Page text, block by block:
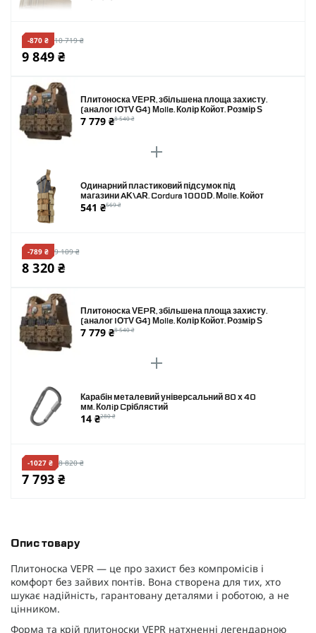
Опис товару
Плитоноска VEPR — це про захист без компромісів і
комфорт без зайвих понтів. Вона створена для тих, хто
шукає надійність, гарантовану деталями і роботою, а не
цінником.
Форма та крій плитоноски VEPR натхненні легендарною
-870 ₴ 10 719 ₴
9 849 ₴
Плитоноска VEPR, збільшена площа захисту.
(аналог IOTV G4) Molle. Колір Койот. Розмір S
7 779 ₴8 540 ₴
Одинарний пластиковий підсумок під
магазини AK\AR. Cordura 1000D. Molle. Койот
541 ₴569 ₴
-789 ₴ 9 109 ₴
8 320 ₴
Плитоноска VEPR, збільшена площа захисту.
(аналог IOTV G4) Molle. Колір Койот. Розмір S
7 779 ₴8 540 ₴
Карабін металевий універсальний 80 х 40
мм. Колiр Cріблястий
14 ₴280 ₴
-1027 ₴ 8 820 ₴
7 793 ₴